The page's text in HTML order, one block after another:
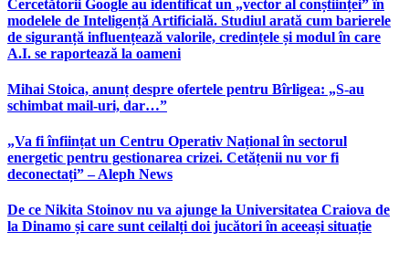
Cercetătorii Google au identificat un „vector al conștiinței” în
modelele de Inteligență Artificială. Studiul arată cum barierele
de siguranță influențează valorile, credințele și modul în care
A.I. se raportează la oameni
Mihai Stoica, anunț despre ofertele pentru Bîrligea: „S-au
schimbat mail-uri, dar…”
„Va fi înființat un Centru Operativ Național în sectorul
energetic pentru gestionarea crizei. Cetățenii nu vor fi
deconectați” – Aleph News
De ce Nikita Stoinov nu va ajunge la Universitatea Craiova de
la Dinamo și care sunt ceilalți doi jucători în aceeași situație